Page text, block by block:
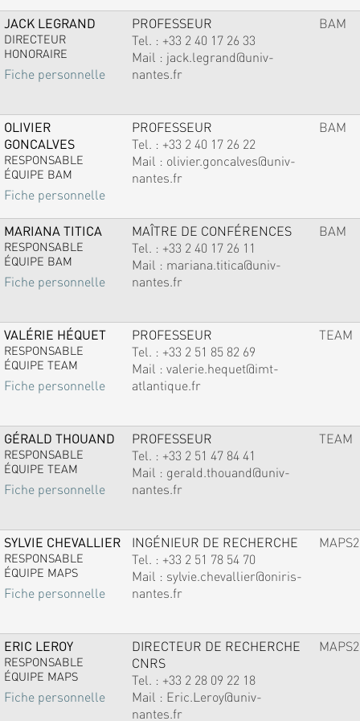
JACK LEGRAND
DIRECTEUR
HONORAIRE
Fiche personnelle
PROFESSEUR
Tel. : +33 2 40 17 26 33
Mail : jack.legrand@univ-
nantes.fr
BAM
OLIVIER
GONCALVES
RESPONSABLE
ÉQUIPE BAM
Fiche personnelle
PROFESSEUR
Tel. : +33 2 40 17 26 22
Mail : olivier.goncalves@univ-
nantes.fr
BAM
MARIANA TITICA
RESPONSABLE
ÉQUIPE BAM
Fiche personnelle
MAÎTRE DE CONFÉRENCES
Tel. : +33 2 40 17 26 11
Mail : mariana.titica@univ-
nantes.fr
BAM
VALÉRIE HÉQUET
RESPONSABLE
ÉQUIPE TEAM
Fiche personnelle
PROFESSEUR
Tel. : +33 2 51 85 82 69
Mail : valerie.hequet@imt-
atlantique.fr
TEAM
GÉRALD THOUAND
RESPONSABLE
ÉQUIPE TEAM
Fiche personnelle
PROFESSEUR
Tel. : +33 2 51 47 84 41
Mail : gerald.thouand@univ-
nantes.fr
TEAM
SYLVIE CHEVALLIER
RESPONSABLE
ÉQUIPE MAPS
Fiche personnelle
INGÉNIEUR DE RECHERCHE
Tel. : +33 2 51 78 54 70
Mail : sylvie.chevallier@oniris-
nantes.fr
MAPS2
ERIC LEROY
RESPONSABLE
ÉQUIPE MAPS
Fiche personnelle
DIRECTEUR DE RECHERCHE
CNRS
Tel. : +33 2 28 09 22 18
Mail : Eric.Leroy@univ-
nantes.fr
MAPS2